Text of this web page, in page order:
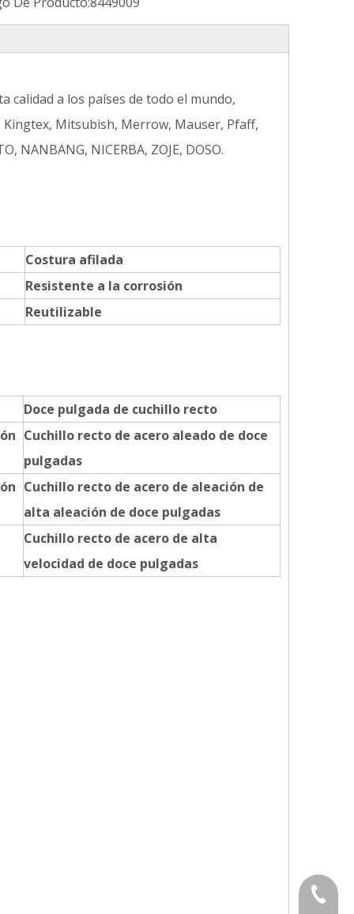
calidad a los países de todo el mundo,
Kingtex, Mitsubish, Merrow, Mauser, Pfaff,
NANBANG, NICERBA, ZOJE, DOSO.
Costura afilada
Resistente a la corrosión
Reutilizable
Doce pulgada de cuchillo recto
Cuchillo recto de acero aleado de doce
pulgadas
Cuchillo recto de acero de aleación de
alta aleación de doce pulgadas
Cuchillo recto de acero de alta
velocidad de doce pulgadas
86-535-